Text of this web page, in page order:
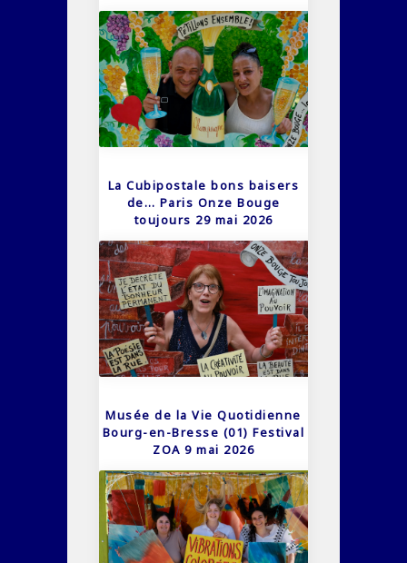
La Cubipostale bons baisers
de… Paris Onze Bouge
toujours 29 mai 2026
Musée de la Vie Quotidienne
Bourg-en-Bresse (01) Festival
ZOA 9 mai 2026